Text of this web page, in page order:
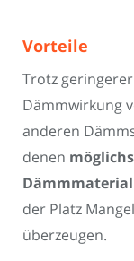
Vorteile
Trotz
Dämmwirkung
anderen
denen
der Platz
überzeugen.